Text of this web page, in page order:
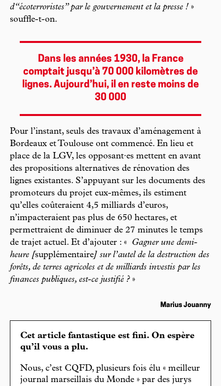
d“écoterroristes” par le gouvernement et la presse ! »
souffle-t-on.
Dans les années 1930, la France
comptait jusqu’à 70 000 kilomètres de
lignes. Aujourd’hui, il en reste moins de
30 000
Pour l’instant, seuls des travaux d’aménagement à
Bordeaux et Toulouse ont commencé. En lieu et
place de la LGV, les opposant·es mettent en avant
des propositions alternatives de rénovation des
lignes existantes. S’appuyant sur les documents des
promoteurs du projet eux-mêmes, ils estiment
qu’elles coûteraient 4,5 milliards d’euros,
n’impacteraient pas plus de 650 hectares, et
permettraient de diminuer de 27 minutes le temps
de trajet actuel. Et d’ajouter : «
Gagner une demi-
heure [supplémentaire] sur l’autel de la destruction des
forêts, de terres agricoles et de milliards investis par les
finances publiques, est-ce justifié ?»
Marius Jouanny
Cet article fantastique est fini. On espère
qu’il vous a plu.
Nous, c’est CQFD, plusieurs fois élu « meilleur
journal marseillais du Monde » par des jurys